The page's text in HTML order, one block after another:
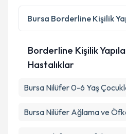
Bursa Borderline Kişilik
Borderline Kişilik
Hastalıklar
Bursa Nilüfer 0-6 Yaş
Bursa Nilüfer Ağlama ve